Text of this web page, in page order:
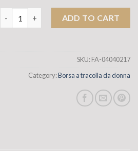
ADD TO CART
SKU:FA-04040217
Category:Borsa a tracolla da donna